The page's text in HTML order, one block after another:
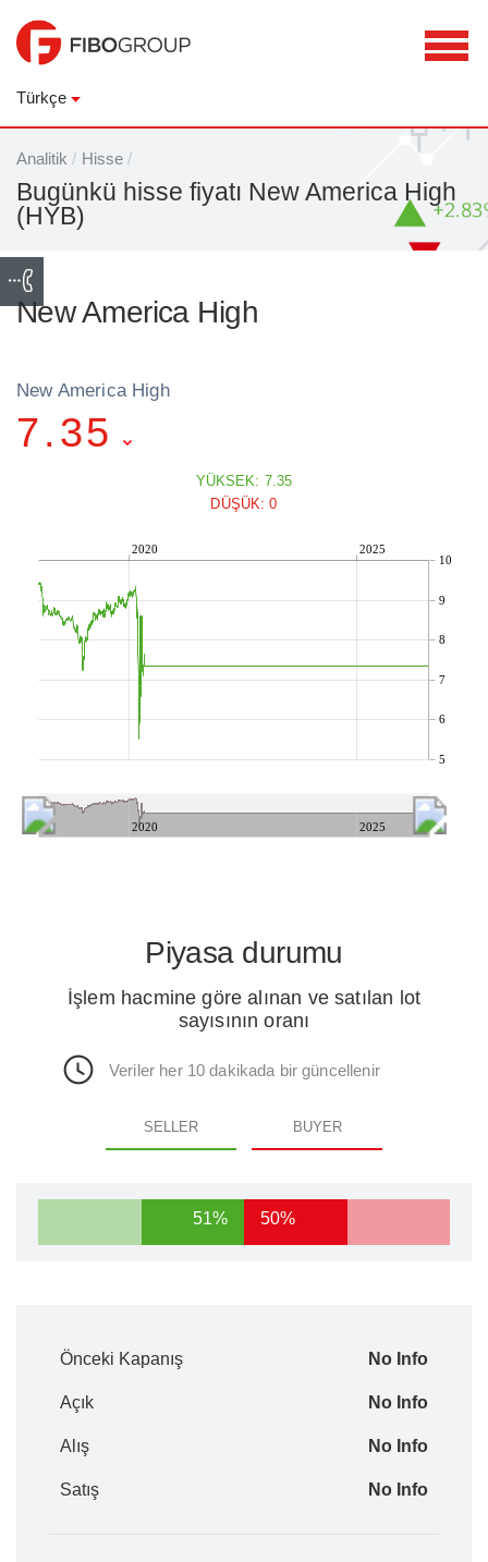
Türkçe
Analitik / Hisse /
Bugünkü hisse fiyatı New America High
(HYB)
New America High
New America High
7.35
YÜKSEK: 7.35
DÜŞÜK: 0
2020 2025
5
6
7
8
9
10
2020 2025
Piyasa durumu
İşlem hacmine göre alınan ve satılan lot
sayısının oranı
Veriler her 10 dakikada bir güncellenir
SELLER BUYER
51% 50%
Önceki Kapanış No Info
Açık No Info
Alış No Info
Satış No Info